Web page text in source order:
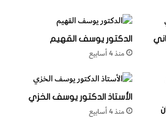
والتعاون الدوليين بشأن الابتكار
عن حلول صحية خلال جائحة كورونا
هذا التعاون وفعاليته أثبتتا أن
دوليا قادرة على مواجهة
بشكل فعال ومعالجة الموضوعات
الدكتور يوسف القهيم
منذ 4 أسابيع
الأستاذ الدكتور يوسف الخزي
منذ 4 أسابيع